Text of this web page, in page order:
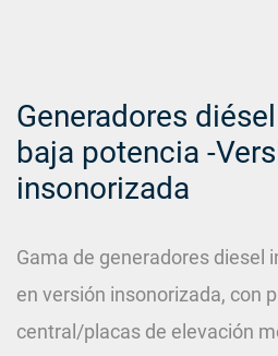
Generadores
baja potencia -
insonorizada
Gama de generadores diesel
en versión insonorizada, con
central/placas de elevación